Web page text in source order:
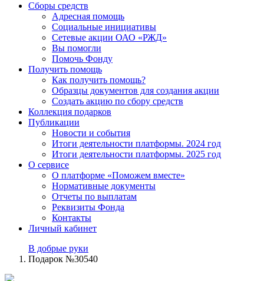
Сборы средств
Адресная помощь
Социальные инициативы
Сетевые акции ОАО «РЖД»
Вы помогли
Помочь Фонду
Получить помощь
Как получить помощь?
Образцы документов для создания акции
Создать акцию по сбору средств
Коллекция подарков
Публикации
Новости и события
Итоги деятельности платформы. 2024 год
Итоги деятельности платформы. 2025 год
О сервисе
О платформе «Поможем вместе»
Нормативные документы
Отчеты по выплатам
Реквизиты Фонда
Контакты
Личный кабинет
В добрые руки
Подарок №30540